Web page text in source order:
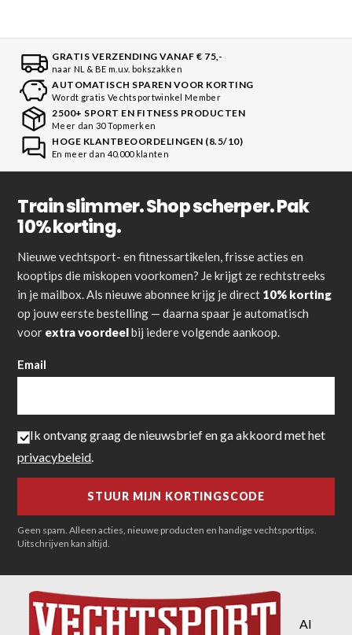
GRATIS VERZENDING VANAF € 75,-
naar NL & BE m.u.v. bokszakken
AUTOMATISCH SPAREN VOOR KORTING
Wordt gratis Vechtsportwinkel Member
2500+ SPORT EN FITNESS PRODUCTEN
Meer dan 30 Topmerken
HOGE KLANTBEOORDELINGEN (8.5/10)
En meer dan 40.000 klanten
Train slimmer. Shop scherper. Pak
10% korting.
Nieuwe vechtsport- en fitnessartikelen, frisse acties en
kooptips die miskopen voorkomen? Je krijgt ze rechtstreeks
in je mailbox. Als nieuwe abonnee krijg je direct 10% korting
op jouw eerste bestelling — daarna spaar je automatisch
voor extra voordeelbij iedere volgende aankoop.
Email
Ik ontvang graag de nieuwsbrief en ga akkoord met het
privacybeleid
Geen spam. Alleen acties, nieuwe producten en handige vechtsporttips.
Uitschrijven kan altijd.
Al